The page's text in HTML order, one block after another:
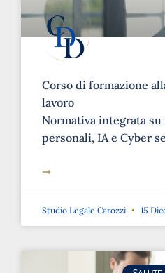
Corso di formazione
lavoro
Normativa integrata
personali, IA e Cyber
➞
Studio Legale Carozzi 15